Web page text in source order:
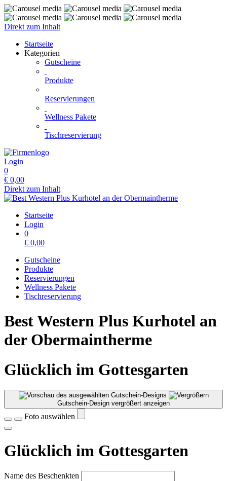
Direkt zum Inhalt
Startseite
Kategorien
Gutscheine
Produkte
Reservierungen
Wellness Pakete
Tischreservierung
Login
0
€ 0,00
Direkt zum Inhalt
Startseite
Login
0
€ 0,00
Gutscheine
Produkte
Reservierungen
Wellness Pakete
Tischreservierung
Best Western Plus Kurhotel an
der Obermaintherme
Glücklich im Gottesgarten
Gutschein-Design vergrößert anzeigen
Foto auswählen
Glücklich im Gottesgarten
Name des Beschenkten